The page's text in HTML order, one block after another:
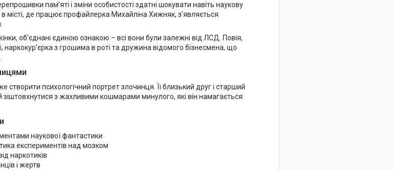
пам’яті і зміни особистості здатні шокувати навіть наукову
в місті, де працює профайлерка Михайліна Хижняк, з’являється
об’єднані єдиною ознакою – всі вони були залежні від ЛСД. Повія,
наркокур’єрка з грошима в роті та дружина відомого бізнесмена, що
психологічний портрет злочинця. Її близький друг і старший
з жахливими кошмарами минулого, які він намагається
наукової фантастики
експериментів над мозком
наркотиків
і жертв